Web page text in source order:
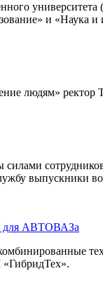
и «Наука
людям» ректор
силами
выпускники
для АВТОВАЗа
«ГибридТех».